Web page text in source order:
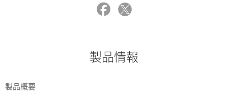
製品情報
製品概要